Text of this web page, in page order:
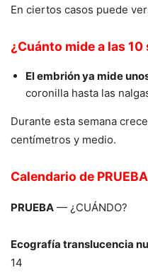
En ciertos casos puede
¿Cuánto mide a las
El embrión ya mide
coronilla hasta las
Durante esta semana
centímetros y medio.
Calendario de
PRUEBA — ¿CUÁNDO?
Ecografía translucencia
14